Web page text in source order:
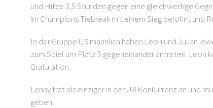
und Hitze 3,5 Stunden gegen eine gleichwertige
im Champions Tiebreak mit einem Sieg belohnt und
In der Gruppe U9 männlich haben Leon und Julian
zum Spiel um Platz 5 gegeneinander antreten. Leon
Gratulation.
Lenny trat als einziger in der U8 Konkurrenz an und
geben.